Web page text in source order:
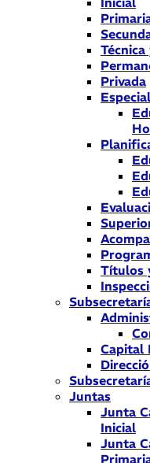
Privada
Especial
Títulos
Capital
Juntas
Junta
Inicial
Junta